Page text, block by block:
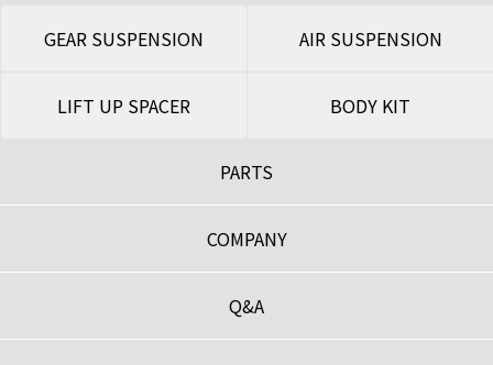
GEAR SUSPENSION AIR SUSPENSION
LIFT UP SPACER BODY KIT
PARTS
COMPANY
Q&A